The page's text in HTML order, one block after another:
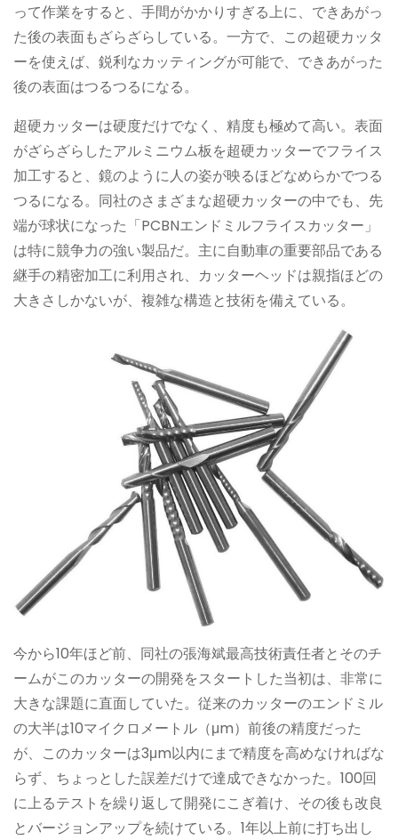
って作業をすると、手間がかかりすぎる上に、できあがっ
た後の表面もざらざらしている。一方で、この超硬カッタ
ーを使えば、鋭利なカッティングが可能で、できあがった
後の表面はつるつるになる。
超硬カッターは硬度だけでなく、精度も極めて高い。表面
がざらざらしたアルミニウム板を超硬カッターでフライス
加工すると、鏡のように人の姿が映るほどなめらかでつる
つるになる。同社のさまざまな超硬カッターの中でも、先
端が球状になった「PCBNエンドミルフライスカッター」
は特に競争力の強い製品だ。主に自動車の重要部品である
継手の精密加工に利用され、カッターヘッドは親指ほどの
大きさしかないが、複雑な構造と技術を備えている。
今から10年ほど前、同社の張海斌最高技術責任者とそのチ
ームがこのカッターの開発をスタートした当初は、非常に
大きな課題に直面していた。従来のカッターのエンドミル
の大半は10マイクロメートル（μm）前後の精度だった
が、このカッターは3μm以内にまで精度を高めなければな
らず、ちょっとした誤差だけで達成できなかった。100回
に上るテストを繰り返して開発にこぎ着け、その後も改良
とバージョンアップを続けている。1年以上前に打ち出し